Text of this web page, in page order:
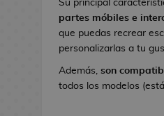
i
d
e
o
j
u
Su principal
partes móbiles e
que puedas recrear
personalizarlas a tu
Además, son
todos los modelos